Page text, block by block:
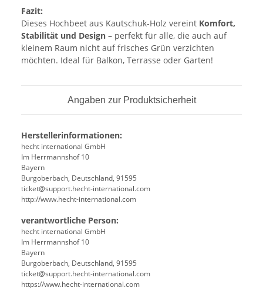
Fazit:
Dieses Hochbeet aus Kautschuk-Holz vereint Komfort,
Stabilität und Design – perfekt für alle, die auch auf
kleinem Raum nicht auf frisches Grün verzichten
möchten. Ideal für Balkon, Terrasse oder Garten!
Angaben zur Produktsicherheit
Herstellerinformationen:
hecht international GmbH
Im Herrmannshof 10
Bayern
Burgoberbach, Deutschland, 91595
ticket@support.hecht-international.com
http://www.hecht-international.com
verantwortliche Person:
hecht international GmbH
Im Herrmannshof 10
Bayern
Burgoberbach, Deutschland, 91595
ticket@support.hecht-international.com
https://www.hecht-international.com